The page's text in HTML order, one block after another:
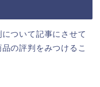
ついて記事にさせて
の評判をみつけるこ